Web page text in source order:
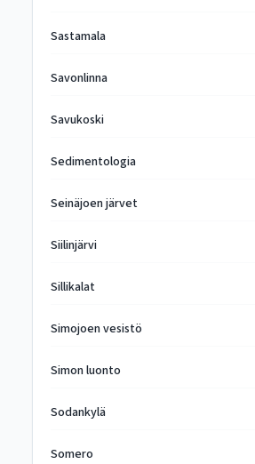
Sastamala
Savonlinna
Savukoski
Sedimentologia
Seinäjoen järvet
Siilinjärvi
Sillikalat
Simojoen vesistö
Simon luonto
Sodankylä
Somero